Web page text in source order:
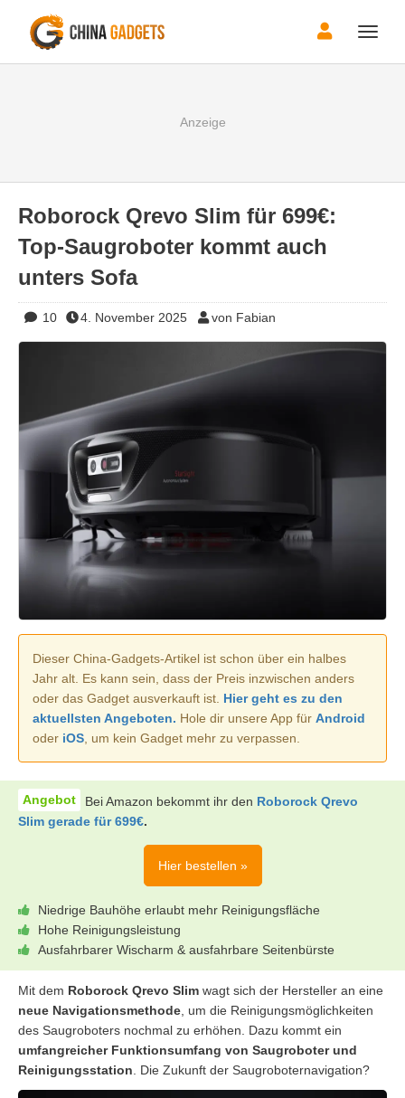
Toggle
Roborock Qrevo Slim für 699€:
Top-Saugroboter kommt auch
unters Sofa
10 4. November 2025 von Fabian
Dieser China-Gadgets-Artikel ist schon über ein halbes
Jahr alt. Es kann sein, dass der Preis inzwischen anders
oder das Gadget ausverkauft ist. Hier geht es zu den
aktuellsten Angeboten. Hole dir unsere App für Android
oder iOS, um kein Gadget mehr zu verpassen.
Bei Amazon bekommt ihr den Roborock Qrevo
Slim gerade für 699€.
Hier bestellen »
Niedrige Bauhöhe erlaubt mehr Reinigungsfläche
Hohe Reinigungsleistung
Ausfahrbarer Wischarm & ausfahrbare Seitenbürste
Mit dem Roborock Qrevo Slim wagt sich der Hersteller an eine
neue Navigationsmethode, um die Reinigungsmöglichkeiten
des Saugroboters nochmal zu erhöhen. Dazu kommt ein
umfangreicher Funktionsumfang von Saugroboter und
Reinigungsstation. Die Zukunft der Saugroboternavigation?